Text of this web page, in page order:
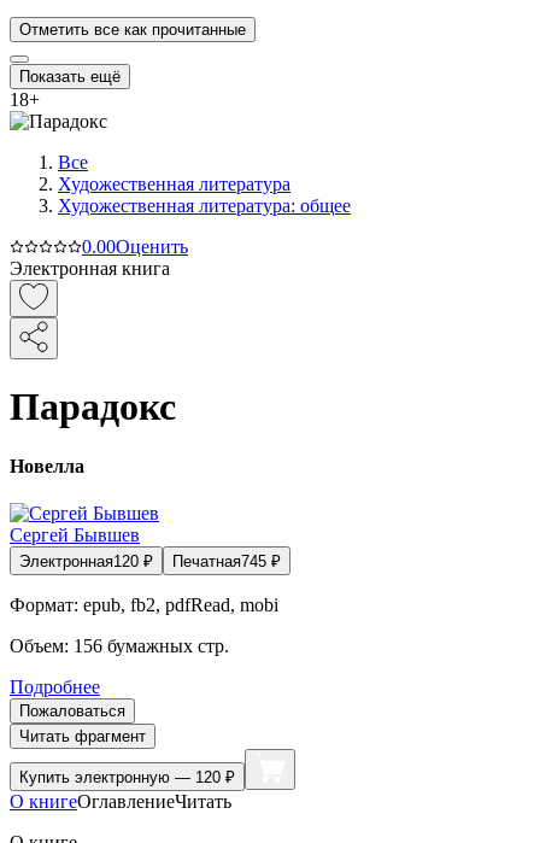
Отметить все как прочитанные
Показать ещё
18+
Все
Художественная литература
Художественная литература: общее
0.00Оценить
Электронная книга
Парадокс
Новелла
Сергей Бывшев
Электронная120 ₽ Печатная745 ₽
Формат: epub, fb2, pdfRead, mobi
Объем: 156 бумажных стр.
Подробнее
Пожаловаться
Читать фрагмент
Купить электронную — 120 ₽
О книгеОглавлениеЧитать